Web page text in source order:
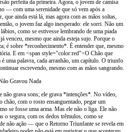
perfeita da primeira. Agora, o jovem de camisa
— com uma serenidade que só vem após a
que ainda está lá, mas agora com as mãos soltas,
o jovem faz algo inesperado: ele sorri. Não um
como se estivesse lembrando de uma piada
venceu, mesmo que ainda esteja sujo. Porque o
é sobre *reconhecimento*. É entender que, mesmo
E em <span style="color:red">O Chão que
uma palavra, cada arranhão, um capítulo. O triunfo
escrevendo, mesmo com as mãos sangrando.
Gravou Nada
não grava sons; ele grava *intenções*. No vídeo,
chão, com o rosto ensanguentado, pegar um
se fosse uma arma. Mas ele não o liga. Ele não
o segura, com os dedos trêmulos, como se
não ação — que o Retorno Triunfante se revela em